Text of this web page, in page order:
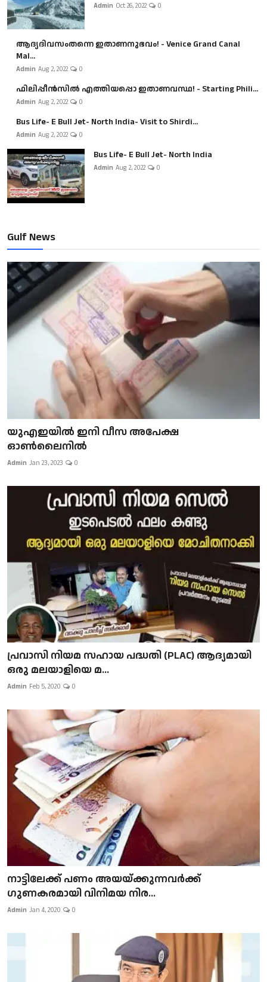
Admin Oct 26, 2022 0
ആദ്യദിവസംതന്നെ ഇതാണനുഭവം! - Venice Grand Canal
Mal...
Admin Aug 2, 2022 0
ഫിലിപ്പീൻസിൽ എത്തിയപ്പൊ ഇതാണവസ്ഥ! - Starting Phili...
Admin Aug 2, 2022 0
Bus Life- E Bull Jet- North India- Visit to Shirdi...
Admin Aug 2, 2022 0
Bus Life- E Bull Jet- North India
Admin Aug 2, 2022 0
Gulf News
യുഎഇയിൽ ഇനി വീസ അപേക്ഷ
ഓൺലൈനിൽ
Admin Jan 23, 2023 0
പ്രവാസി നിയമ സഹായ പദ്ധതി (PLAC) ആദ്യമായി
ഒരു മലയാളിയെ മ...
Admin Feb 5, 2020 0
നാട്ടിലേക്ക് പണം അയയ്ക്കുന്നവർക്ക്
ഗുണകരമായി വിനിമയ നിര...
Admin Jan 4, 2020 0